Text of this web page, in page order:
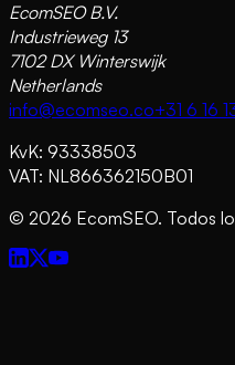
EcomSEO B.V.
Industrieweg 13
7102 DX Winterswijk
Netherlands
info@ecomseo.co+31 6 16
KvK: 93338503
VAT: NL866362150B01
© 2026 EcomSEO. Todos